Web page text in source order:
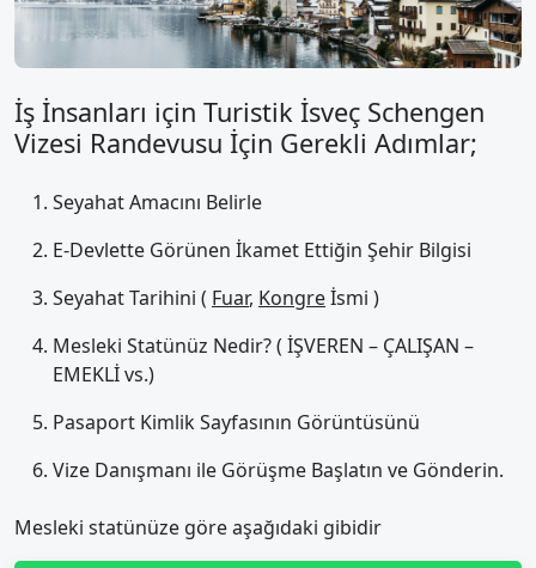
İş İnsanları için Turistik İsveç Schengen
Vizesi Randevusu İçin Gerekli Adımlar;
Seyahat Amacını Belirle
E-Devlette Görünen İkamet Ettiğin Şehir Bilgisi
Seyahat Tarihini ( Fuar, Kongreİsmi )
Mesleki Statünüz Nedir? ( İŞVEREN – ÇALIŞAN –
EMEKLİ vs.)
Pasaport Kimlik Sayfasının Görüntüsünü
Vize Danışmanı ile Görüşme Başlatın ve Gönderin.
Mesleki statünüze göre aşağıdaki gibidir